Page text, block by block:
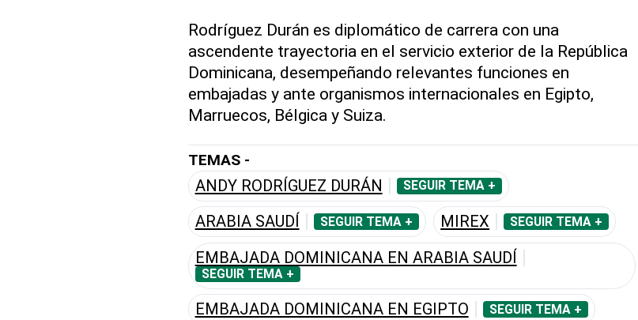
Rodríguez Durán es diplomático de carrera con una
ascendente trayectoria en el servicio exterior de la República
Dominicana, desempeñando relevantes funciones en
embajadas y ante organismos internacionales en Egipto,
Marruecos, Bélgica y Suiza.
TEMAS -
ANDY RODRÍGUEZ DURÁN SEGUIR TEMA +
ARABIA SAUDÍ SEGUIR TEMA + MIREX SEGUIR TEMA +
EMBAJADA DOMINICANA EN ARABIA SAUDÍ
SEGUIR TEMA +
EMBAJADA DOMINICANA EN EGIPTO SEGUIR TEMA +